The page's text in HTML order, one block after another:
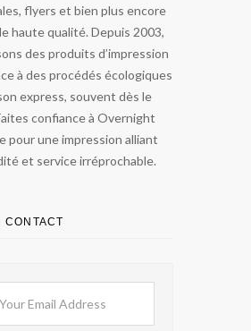
flyers et bien plus encore
haute qualité. Depuis 2003,
des produits d’impression
à des procédés écologiques
express, souvent dès le
confiance à Overnight
pour une impression alliant
et service irréprochable.
CONTACT